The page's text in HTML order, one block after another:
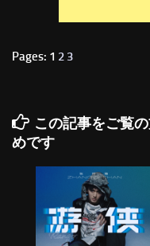
Pages: 1 2 3
この記事をご覧
めです